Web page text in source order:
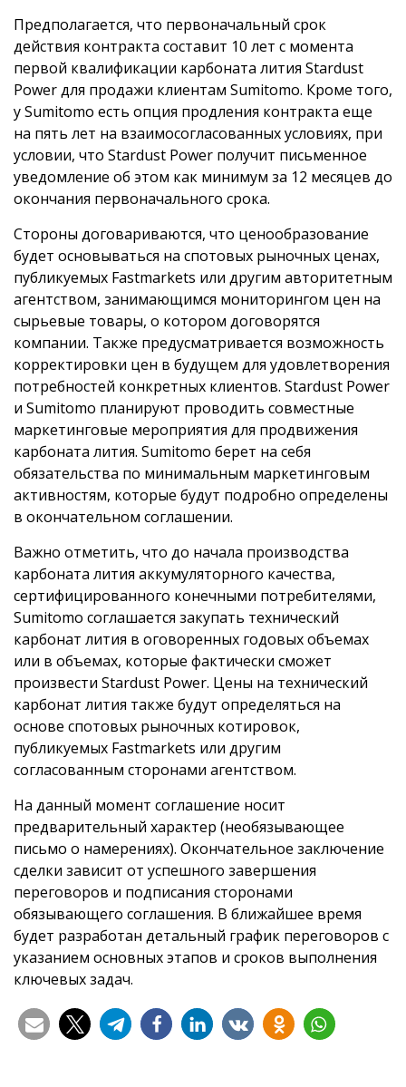
Предполагается, что первоначальный срок
действия контракта составит 10 лет с момента
первой квалификации карбоната лития Stardust
Power для продажи клиентам Sumitomo. Кроме того,
у Sumitomo есть опция продления контракта еще
на пять лет на взаимосогласованных условиях, при
условии, что Stardust Power получит письменное
уведомление об этом как минимум за 12 месяцев до
окончания первоначального срока.
Стороны договариваются, что ценообразование
будет основываться на спотовых рыночных ценах,
публикуемых Fastmarkets или другим авторитетным
агентством, занимающимся мониторингом цен на
сырьевые товары, о котором договорятся
компании. Также предусматривается возможность
корректировки цен в будущем для удовлетворения
потребностей конкретных клиентов. Stardust Power
и Sumitomo планируют проводить совместные
маркетинговые мероприятия для продвижения
карбоната лития. Sumitomo берет на себя
обязательства по минимальным маркетинговым
активностям, которые будут подробно определены
в окончательном соглашении.
Важно отметить, что до начала производства
карбоната лития аккумуляторного качества,
сертифицированного конечными потребителями,
Sumitomo соглашается закупать технический
карбонат лития в оговоренных годовых объемах
или в объемах, которые фактически сможет
произвести Stardust Power. Цены на технический
карбонат лития также будут определяться на
основе спотовых рыночных котировок,
публикуемых Fastmarkets или другим
согласованным сторонами агентством.
На данный момент соглашение носит
предварительный характер (необязывающее
письмо о намерениях). Окончательное заключение
сделки зависит от успешного завершения
переговоров и подписания сторонами
обязывающего соглашения. В ближайшее время
будет разработан детальный график переговоров с
указанием основных этапов и сроков выполнения
ключевых задач.